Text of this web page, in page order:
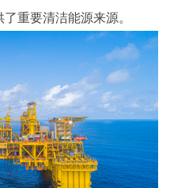
重要清洁能源来源。